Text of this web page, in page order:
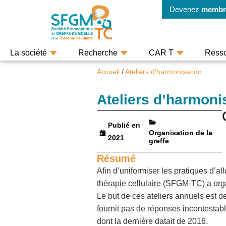
Devenez
La société Recherche CAR T
Accueil / Ateliers d'harmonisation
Ateliers
Publié en
2021
Organisation de la
greffe
Résumé
Afin d’uniformiser les pratiques
thérapie cellulaire (SFGM-TC) a
Le but de ces ateliers annuels est
fournit pas de réponses
dont la dernière datait de 2016.